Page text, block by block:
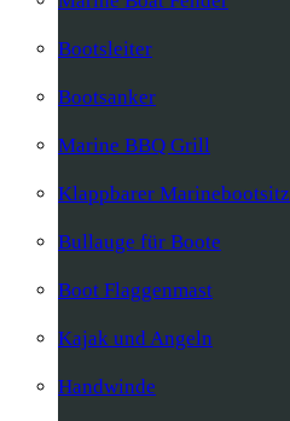
Bootsleiter
Bootsanker
Marine BBQ Grill
Klappbarer Marinebootsitz
Bullauge für Boote
Boot Flaggenmast
Kajak und Angeln
Handwinde